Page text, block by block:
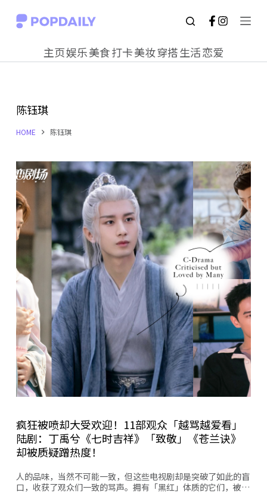
S
o
c
n
t
e
n
主页娱乐美食打卡美妆穿搭生活恋爱
陈钰琪
HOME 陈钰琪
疯狂被喷却大受欢迎！11部观众「越骂越爱看」
陆剧：丁禹兮《七时吉祥》「致敬」《苍兰诀》
却被质疑蹭热度！
人的品味，当然不可能一致，但这些电视剧却是突破了如此的盲
口，收获了观众们一致的骂声。拥有「黑红」体质的它们，被…